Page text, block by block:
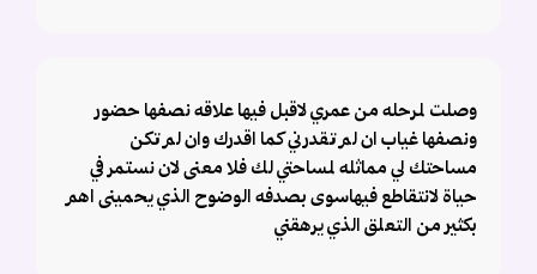
وصلت لمرحله من عمري لاقبل فيها علاقه نصفها حضور
ونصفها غياب ان لم تقدرني كما اقدرك وان لم تكن
مساحتك لي مماثله لمساحتي لك فلا معنى لان نستمر في
حياة لانتقاطع فيهاسوى بصدفه الوضوح الذي يحمينى اهم
بكثير من التعلق الذي يرهقني